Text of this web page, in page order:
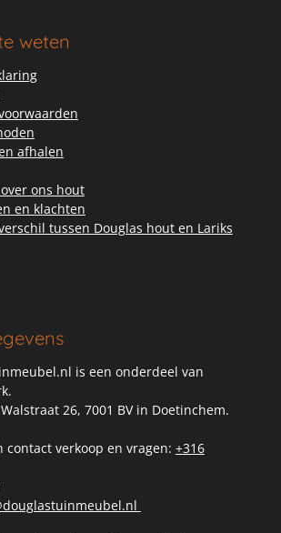
weten
afhalen
ons hout
en klachten
tussen Douglas hout en Lariks
is een onderdeel van
Werk.
26, 7001 BV in Doetinchem.
contact verkoop en vragen: +316
App